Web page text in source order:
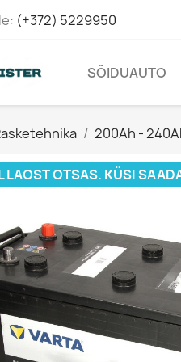
(+372) 5229950
SÕIDUAUTO
200Ah -
LAOST OTSAS. KÜSI